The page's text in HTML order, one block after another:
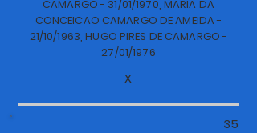
CAMARGO - 31/01/1970, MARIA DA
CONCEICAO CAMARGO DE AMEIDA -
21/10/1963, HUGO PIRES DE CAMARGO -
27/01/1976
X
35